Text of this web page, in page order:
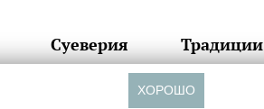
Суеверия Традиции
ХОРОШО